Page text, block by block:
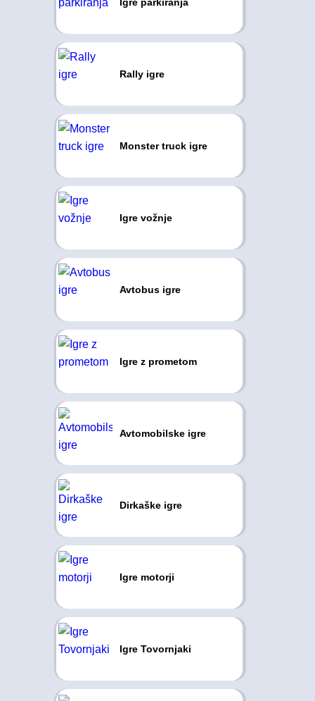
Rally igre
Monster truck igre
Igre vožnje
Avtobus igre
Igre z prometom
Avtomobilske igre
Dirkaške igre
Igre motorji
Igre Tovornjaki